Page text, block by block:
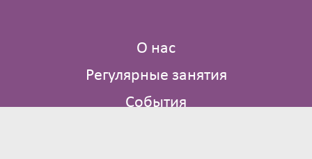
О нас
Регулярные занятия
События